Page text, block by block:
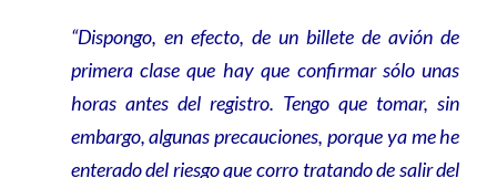
“Dispongo, en efecto, de un billete de avión de
primera clase que hay que confirmar sólo unas
horas antes del registro. Tengo que tomar, sin
embargo, algunas precauciones, porque ya me he
enterado del riesgo que corro tratando de salir del